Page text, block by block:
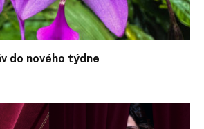
do nového týdne